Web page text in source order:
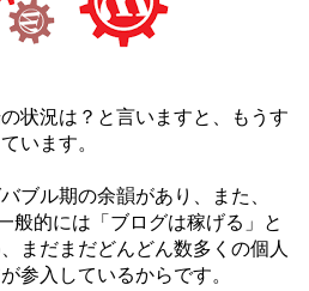
状況は？と言いますと、もうす
います。
ブル期の余韻があり、また、
般的には「ブログは稼げる」と
まだまだどんどん数多くの個人
参入しているからです。